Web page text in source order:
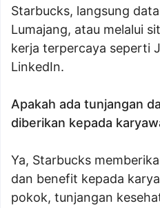
Starbucks, langsung
Lumajang, atau melalui
kerja terpercaya seperti
LinkedIn.
Apakah ada tunjangan
diberikan kepada
Ya, Starbucks
dan benefit kepada
pokok, tunjangan